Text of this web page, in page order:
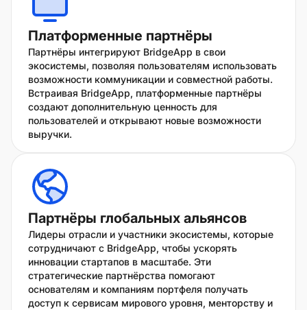
Платформенные партнёры
Партнёры интегрируют BridgeApp в свои
экосистемы, позволяя пользователям использовать
возможности коммуникации и совместной работы.
Встраивая BridgeApp, платформенные партнёры
создают дополнительную ценность для
пользователей и открывают новые возможности
выручки.
Партнёры глобальных альянсов
Лидеры отрасли и участники экосистемы, которые
сотрудничают с BridgeApp, чтобы ускорять
инновации стартапов в масштабе. Эти
стратегические партнёрства помогают
основателям и компаниям портфеля получать
доступ к сервисам мирового уровня, менторству и